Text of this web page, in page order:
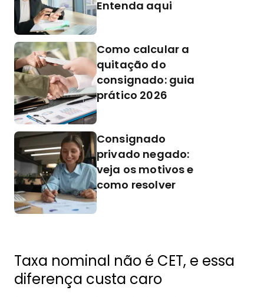
Entenda aqui
Como calcular a
quitação do
consignado: guia
prático 2026
Consignado
privado negado:
veja os motivos e
como resolver
Taxa nominal não é CET, e essa
diferença custa caro